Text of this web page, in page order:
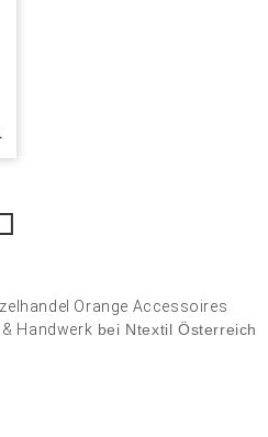
Orange Accessoires
Handwerk bei Ntextil Österreich